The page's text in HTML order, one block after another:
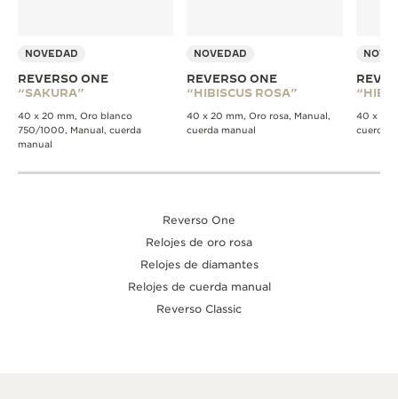
NOVEDAD
REVERSO ONE
“SAKURA”
40 x 20 mm, Oro blanco
750/1000, Manual, cuerda
manual
NOVEDAD
REVERSO ONE
“HIBISCUS ROSA”
40 x 20 mm, Oro rosa, Manual,
cuerda manual
40 x 20
cuerda
Reverso One
Relojes de oro rosa
Relojes de diamantes
Relojes de cuerda manual
Reverso Classic